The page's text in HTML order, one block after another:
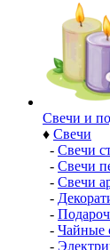
Свечи и
♦ Свечи
- Свечи
- Свечи
- Свечи
-
-
- Чайные
-